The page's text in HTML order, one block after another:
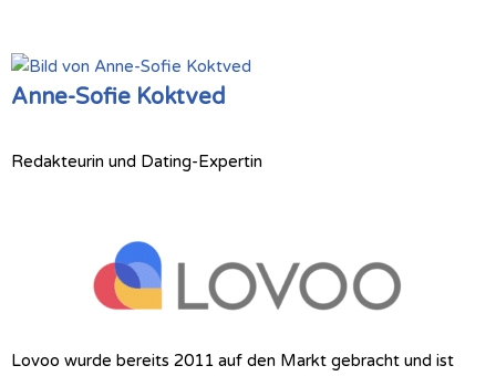
Anne-Sofie Koktved
Redakteurin und Dating-Expertin
Lovoo wurde bereits 2011 auf den Markt gebracht und ist